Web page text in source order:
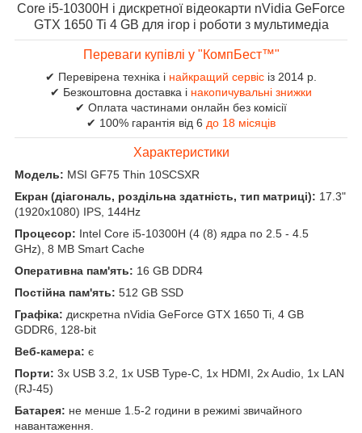
Core i5-10300H і дискретної відеокарти nVidia GeForce
GTX 1650 Ti 4 GB для ігор і роботи з мультимедіа
Переваги купівлі у "КомпБест™"
✔ Перевірена техніка і найкращий сервіс із 2014 р.
✔ Безкоштовна доставка і накопичувальні знижки
✔ Оплата частинами онлайн без комісії
✔ 100% гарантія від 6 до 18 місяців
Характеристики
Модель: MSI GF75 Thin 10SCSXR
Екран (діагональ, роздільна здатність, тип матриці): 17.3"
(1920x1080) IPS, 144Hz
Процесор: Intel Core i5-10300H (4 (8) ядра по 2.5 - 4.5
GHz), 8 MB Smart Cache
Оперативна пам'ять: 16 GB DDR4
Постійна пам'ять: 512 GB SSD
Графіка: дискретна nVidia GeForce GTX 1650 Ti, 4 GB
GDDR6, 128-bit
Веб-камера: є
Порти: 3x USB 3.2, 1x USB Type-C, 1x HDMI, 2x Audio, 1x LAN
(RJ-45)
Батарея: не менше 1.5-2 години в режимі звичайного
навантаження.